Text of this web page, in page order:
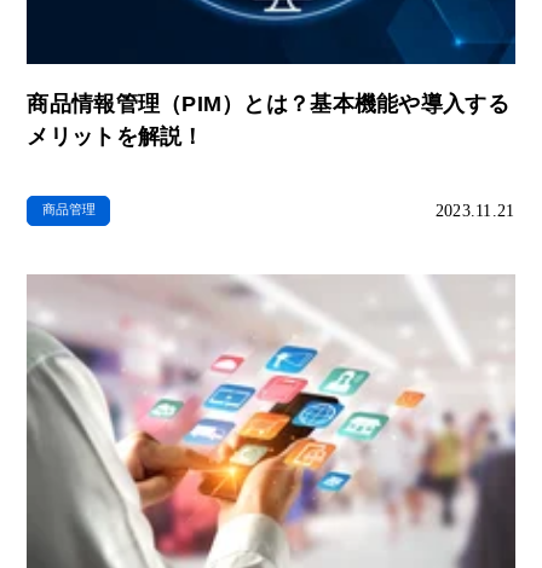
商品情報管理（PIM）とは？基本機能や導入する
メリットを解説！
商品管理 2023.11.21